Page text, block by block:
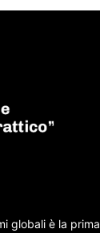
globali è la prima